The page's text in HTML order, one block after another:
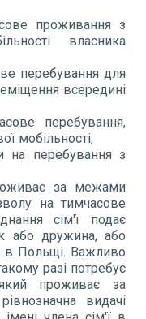
проживання з
власника
перебування для
всередині
перебування,
мобільності;
на перебування з
за межами
на тимчасове
сім'ї подає
або дружина, або
в Польщі. Важливо
разі потребує
проживає за
видачі